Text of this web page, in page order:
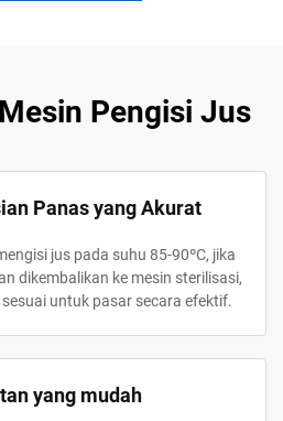
Pengisi Jus
Panas yang Akurat
jus pada suhu 85-90ºC, jika
dikembalikan ke mesin sterilisasi,
untuk pasar secara efektif.
yang mudah